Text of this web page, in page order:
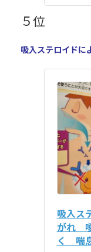
５位
吸入ステロイドに
吸入ス
がれ
く 喘